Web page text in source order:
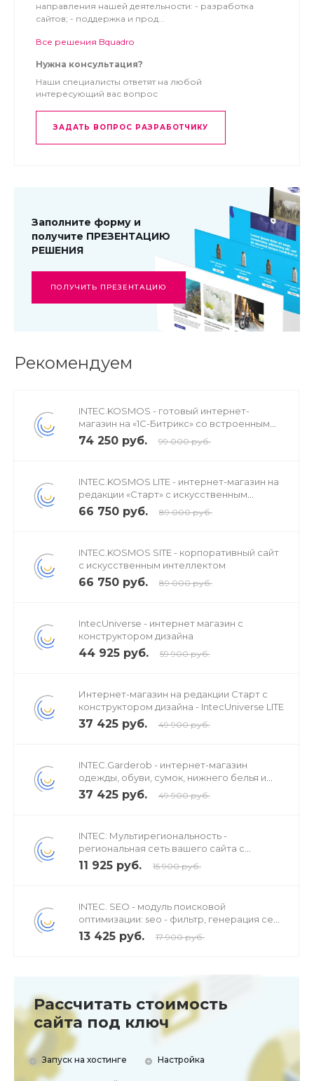
направления нашей деятельности: - разработка
сайтов; - поддержка и прод...
Все решения Bquadro
Нужна консультация?
Наши специалисты ответят на любой
интересующий вас вопрос
ЗАДАТЬ ВОПРОС РАЗРАБОТЧИКУ
Заполните форму и
получите ПРЕЗЕНТАЦИЮ
РЕШЕНИЯ
ПОЛУЧИТЬ ПРЕЗЕНТАЦИЮ
Рекомендуем
INTEC.KOSMOS - готовый интернет-
магазин на «1С-Битрикс» со встроенным
искусственным интеллектом
74 250 руб. 99 000 руб.
INTEC.KOSMOS LITE - интернет-магазин на
редакции «Старт» с искусственным
интеллектом
66 750 руб. 89 000 руб.
INTEC.KOSMOS SITE - корпоративный сайт
с искусственным интеллектом
66 750 руб. 89 000 руб.
IntecUniverse - интернет магазин с
конструктором дизайна
44 925 руб. 59 900 руб.
Интернет-магазин на редакции Старт с
конструктором дизайна - IntecUniverse LITE
37 425 руб. 49 900 руб.
INTEC.Garderob - интернет-магазин
одежды, обуви, сумок, нижнего белья и
аксессуаров
37 425 руб. 49 900 руб.
INTEC: Мультирегиональность -
региональная сеть вашего сайта с
продвижением в поисковиках
11 925 руб. 15 900 руб.
INTEC. SEO - модуль поисковой
оптимизации: seo - фильтр, генерация сео
- текстов, H1, мета-тегов
13 425 руб. 17 900 руб.
Рассчитать стоимость
сайта под ключ
Запуск на хостинге Настройка